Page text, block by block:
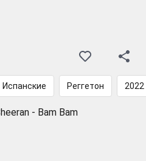
Испанские Реггетон 2022
- Bam Bam